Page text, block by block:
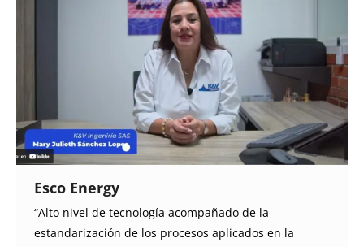
Esco Energy
“Alto nivel de tecnología acompañado de la
estandarización de los procesos aplicados en la